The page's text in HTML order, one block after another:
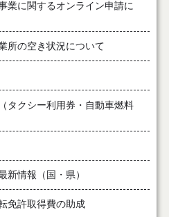
業に関するオンライン申請に
所の空き状況について
タクシー利用券・自動車燃料
新情報（国・県）
免許取得費の助成